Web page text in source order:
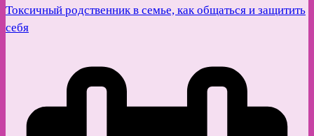
Токсичный родственник в семье, как общаться и защитить
себя